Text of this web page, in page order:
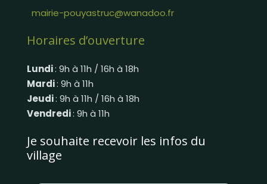
mairie-pouyastruc@wanadoo.fr
Horaires d’ouverture
Lundi: 9h à 11h / 16h à 18h
Mardi: 9h à 11h
Jeudi: 9h à 11h / 16h à 18h
Vendredi: 9h à 11h
Je souhaite recevoir les infos du
village